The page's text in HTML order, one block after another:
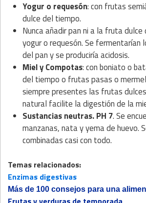
Yogur o requesón: con frutas
dulce del tiempo.
Nunca añadir pan ni a la fruta
yogur o requesón. Se fermentarían
del pan y se produciría acidosis.
Miel y Compotas: con boniato o
del tiempo o frutas pasas o
siempre presentes las frutas
natural facilite la digestión de la
Sustancias neutras. PH 7. Se
manzanas, nata y yema de huevo.
combinadas casi con todo.
Temas relacionados:
Enzimas digestivas
Más de 100 consejos para una